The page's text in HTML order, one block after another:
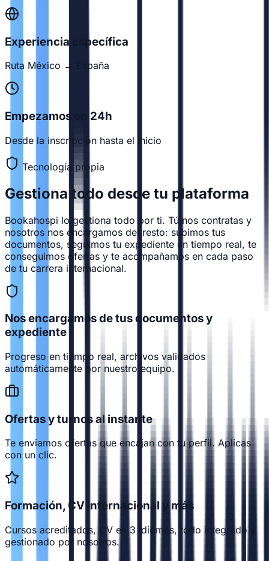
Experiencia específica
Ruta México → España
Empezamos en 24h
Desde la inscripción hasta el inicio
Tecnología propia
Gestiona todo desde tu plataforma
Bookahospi lo gestiona todo por ti. Tú nos contratas y
nosotros nos encargamos del resto: subimos tus
documentos, seguimos tu expediente en tiempo real, te
conseguimos ofertas y te acompañamos en cada paso
de tu carrera internacional.
Nos encargamos de tus documentos y
expediente
Progreso en tiempo real, archivos validados
automáticamente por nuestro equipo.
Ofertas y turnos al instante
Te enviamos ofertas que encajan con tu perfil. Aplicas
con un clic.
Formación, CV internacional y más
Cursos acreditados, CV en 3 idiomas, todo integrado y
gestionado por nosotros.